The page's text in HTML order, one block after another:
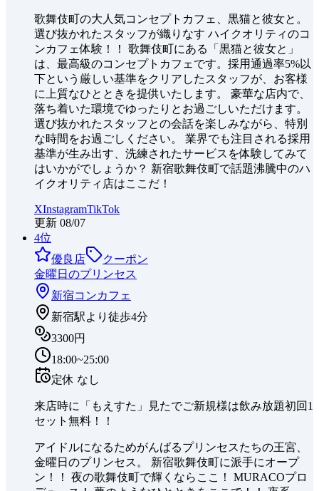
歌舞伎町の大人気コンセプトカフェ、黒猫と彼女と。
選び抜かれたスタッフが織りなす ハイクオリティのコ
ンカフェ体験！！ 歌舞伎町にある「黒猫と彼女と」
は、最高級のコンセプトカフェです。採用通過率5%以
下という厳しい基準をクリアしたスタッフが、お客様
に上質なひとときを提供いたします。 豪華な店内で、
落ち着いた環境でゆったりとお過ごしいただけます。
選び抜かれたスタッフとの会話を楽しみながら、特別
な時間をお過ごしください。 業界でも注目される採用
基準が生み出す、洗練されたサービスを体験してみて
はいかがでしょうか？ 新宿歌舞伎町で話題沸騰中のハ
イクオリティ店はここだ！
XInstagramTikTok
更新 08/07
4位
優良店
クーポン
金曜日のプリンセス
新宿コンカフェ
新宿駅より徒歩4分
3300円
18:00~25:00
定休 なし
来店時に「もえすた」見たでご新規様は飲み放題初回1
セット無料！！
アイドルになるためがんばるプリンセスたちの王宮、
金曜日のプリンセス。 新宿歌舞伎町に派手にオープ
ン！！ 夜の歌舞伎町で輝くならここ！ MURACOプロ